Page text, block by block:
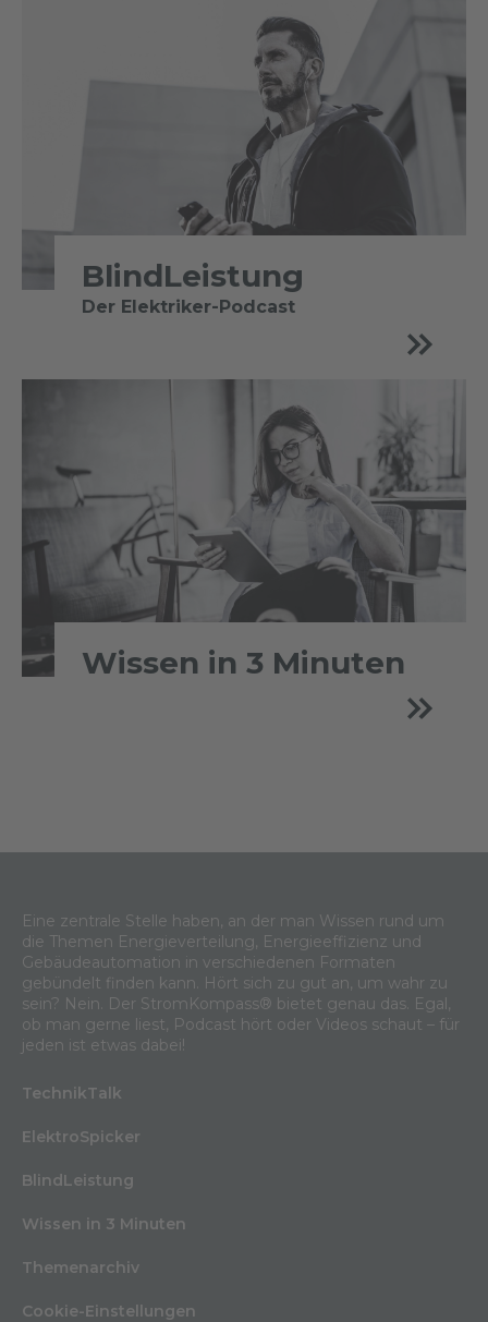
BlindLeistung
Der Elektriker-Podcast
Wissen in 3 Minuten
Eine zentrale Stelle haben, an der man Wissen rund um
die Themen Energieverteilung, Energieeffizienz und
Gebäudeautomation in verschiedenen Formaten
gebündelt finden kann. Hört sich zu gut an, um wahr zu
sein? Nein. Der StromKompass® bietet genau das. Egal,
ob man gerne liest, Podcast hört oder Videos schaut – für
jeden ist etwas dabei!
TechnikTalk
ElektroSpicker
BlindLeistung
Wissen in 3 Minuten
Themenarchiv
Cookie-Einstellungen